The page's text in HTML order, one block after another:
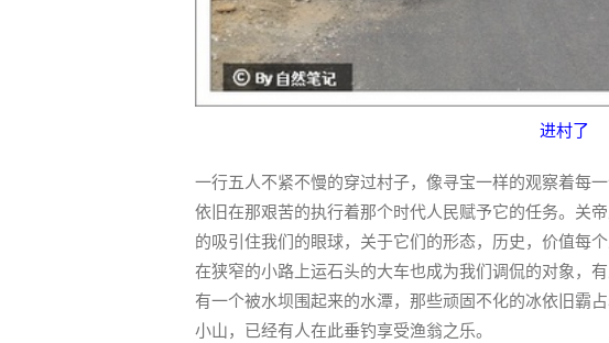
进村了
一行五人不紧不慢的穿过村子，像寻宝一样的观察着每
依旧在那艰苦的执行着那个时代人民赋予它的任务。关
的吸引住我们的眼球，关于它们的形态，历史，价值每
在狭窄的小路上运石头的大车也成为我们调侃的对象，
有一个被水坝围起来的水潭，那些顽固不化的冰依旧霸
小山，已经有人在此垂钓享受渔翁之乐。